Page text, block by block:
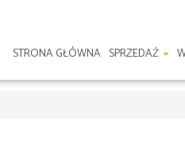
STRONA GŁÓWNA SPRZEDAŻ